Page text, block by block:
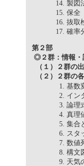
製
保
抜
確率
第２部
◎２群：情報・
（１）２群の
（２）２群の
基
イン
論
真
集合
ス
数
構
天